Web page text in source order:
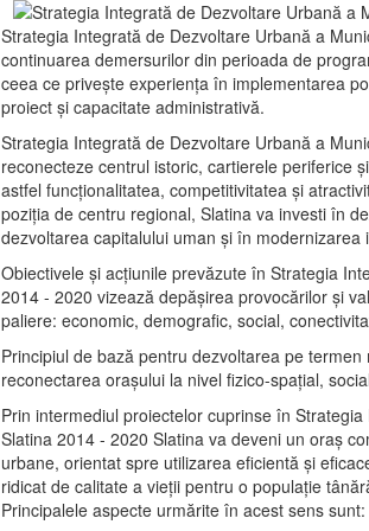
Strategia Integrată de Dezvoltare Urbană a
continuarea demersurilor din perioada de
ceea ce priveşte experienţa în implementarea
proiect și capacitate administrativă.
Strategia Integrată de Dezvoltare Urbană a
reconecteze centrul istoric, cartierele periferice
astfel funcţionalitatea, competitivitatea şi
poziţia de centru regional, Slatina va investi în
dezvoltarea capitalului uman şi în modernizarea
Obiectivele şi acţiunile prevăzute în Strategia
2014 - 2020 vizează depășirea provocărilor şi
paliere: economic, demografic, social,
Principiul de bază pentru dezvoltarea pe
reconectarea oraşului la nivel fizico-spaţial,
Prin intermediul proiectelor cuprinse în
Slatina 2014 - 2020 Slatina va deveni un oraş
urbane, orientat spre utilizarea eficientă şi
ridicat de calitate a vieţii pentru o populaţie
Principalele aspecte urmărite în acest sens sunt: